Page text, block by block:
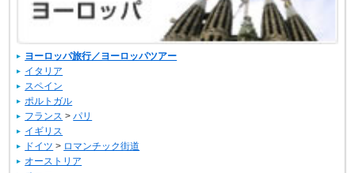
ヨーロッパ旅行／ヨーロッパツアー
イタリア
スペイン
ポルトガル
フランス >パリ
イギリス
ドイツ > ロマンチック街道
オーストリア